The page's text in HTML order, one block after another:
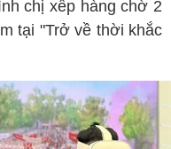
chị xếp hàng chờ 2
tại "Trở về thời khắc